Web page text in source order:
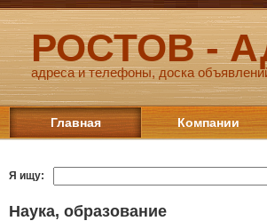
РОСТОВ -
адреса и телефоны, доска
Главная Компании
Я ищу:
Наука, образование